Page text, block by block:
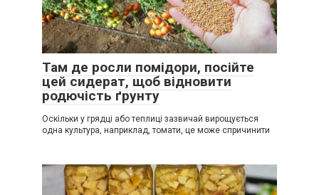
Там де росли помідори, посійте
цей сидерат, щоб відновити
родючість ґрунту
Оскільки у грядці або теплиці зазвичай вирощується
одна культура, наприклад, томати, це може спричинити